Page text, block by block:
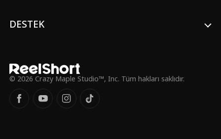
DESTEK
© 2026 Crazy Maple Studio™, Inc. Tüm hakları saklıdır.